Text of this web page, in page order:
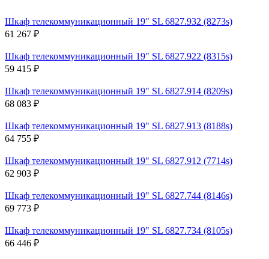
Шкаф телекоммуникационный 19" SL 6827.932 (8273s)
61 267 ₽
Шкаф телекоммуникационный 19" SL 6827.922 (8315s)
59 415 ₽
Шкаф телекоммуникационный 19" SL 6827.914 (8209s)
68 083 ₽
Шкаф телекоммуникационный 19" SL 6827.913 (8188s)
64 755 ₽
Шкаф телекоммуникационный 19" SL 6827.912 (7714s)
62 903 ₽
Шкаф телекоммуникационный 19" SL 6827.744 (8146s)
69 773 ₽
Шкаф телекоммуникационный 19" SL 6827.734 (8105s)
66 446 ₽